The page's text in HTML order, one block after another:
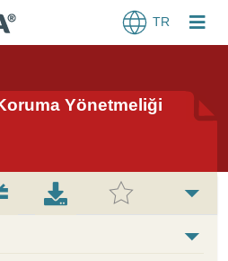
TR
Yönetmeliği